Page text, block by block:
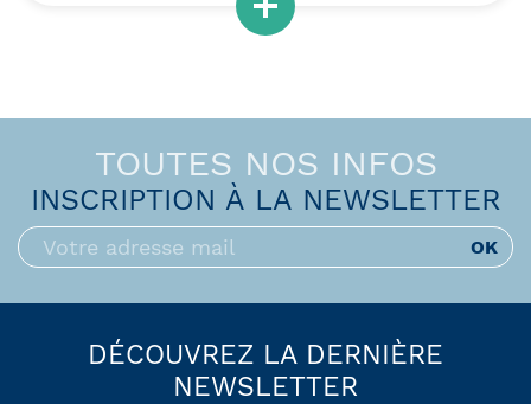
TOUTES NOS INFOS
INSCRIPTION À LA NEWSLETTER
DÉCOUVREZ LA DERNIÈRE
NEWSLETTER